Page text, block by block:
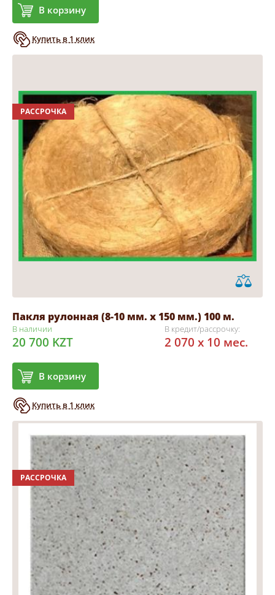
В корзину
Купить в 1 клик
РАССРОЧКА
Пакля рулонная (8-10 мм. х 150 мм.) 100 м.
В наличии
20 700 KZT
В корзину
Купить в 1 клик
В кредит/рассрочку:
2 070 x 10 мес.
РАССРОЧКА